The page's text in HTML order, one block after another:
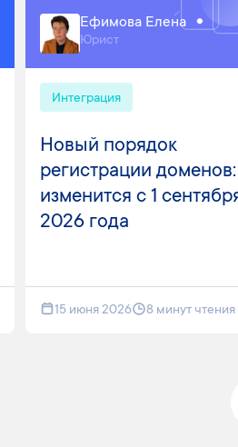
Ефимова Елена
Юрист
Интеграция
Новый порядок
регистрации
изменится с 1
2026 года
15 июня 2026 8 минут чтения